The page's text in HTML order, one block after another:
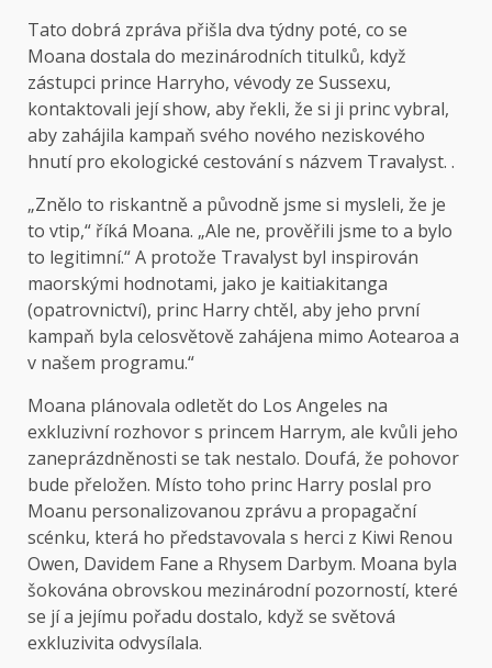
Tato dobrá zpráva přišla dva týdny poté, co se
Moana dostala do mezinárodních titulků, když
zástupci prince Harryho, vévody ze Sussexu,
kontaktovali její show, aby řekli, že si ji princ vybral,
aby zahájila kampaň svého nového neziskového
hnutí pro ekologické cestování s názvem Travalyst. .
„Znělo to riskantně a původně jsme si mysleli, že je
to vtip,“ říká Moana. „Ale ne, prověřili jsme to a bylo
to legitimní.“ A protože Travalyst byl inspirován
maorskými hodnotami, jako je kaitiakitanga
(opatrovnictví), princ Harry chtěl, aby jeho první
kampaň byla celosvětově zahájena mimo Aotearoa a
v našem programu.“
Moana plánovala odletět do Los Angeles na
exkluzivní rozhovor s princem Harrym, ale kvůli jeho
zaneprázdněnosti se tak nestalo. Doufá, že pohovor
bude přeložen. Místo toho princ Harry poslal pro
Moanu personalizovanou zprávu a propagační
scénku, která ho představovala s herci z Kiwi Renou
Owen, Davidem Fane a Rhysem Darbym. Moana byla
šokována obrovskou mezinárodní pozorností, které
se jí a jejímu pořadu dostalo, když se světová
exkluzivita odvysílala.